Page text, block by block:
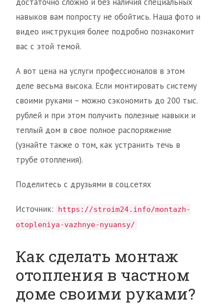
навыков вам попросту не обойтись. Наша фото и
видео инструкция более подробно познакомит
вас с этой темой.
А вот цена на услуги профессионалов в этом
деле весьма высока. Если монтировать систему
своими руками – можно сэкономить до 200 тыс.
рублей и при этом получить полезные навыки и
теплый дом в свое полное распоряжение
(узнайте также о том, как устранить течь в
трубе отопления).
Поделитесь с друзьями в соц.сетях
Источник:
https://stroim24.info/montazh-
otopleniya-vazhnye-nyuansy/
Как сделать монтаж
отопления в частном
доме своими руками?